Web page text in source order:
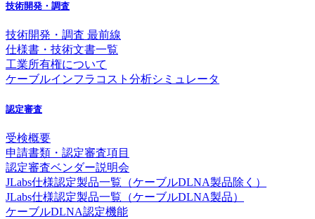
技術開発・調査
技術開発・調査 最前線
仕様書・技術文書一覧
工業所有権について
ケーブルインフラコスト分析シミュレータ
認定審査
受検概要
申請書類・認定審査項目
認定審査ベンダー説明会
JLabs仕様認定製品一覧（ケーブルDLNA製品除く）
JLabs仕様認定製品一覧（ケーブルDLNA製品）
ケーブルDLNA認定機能